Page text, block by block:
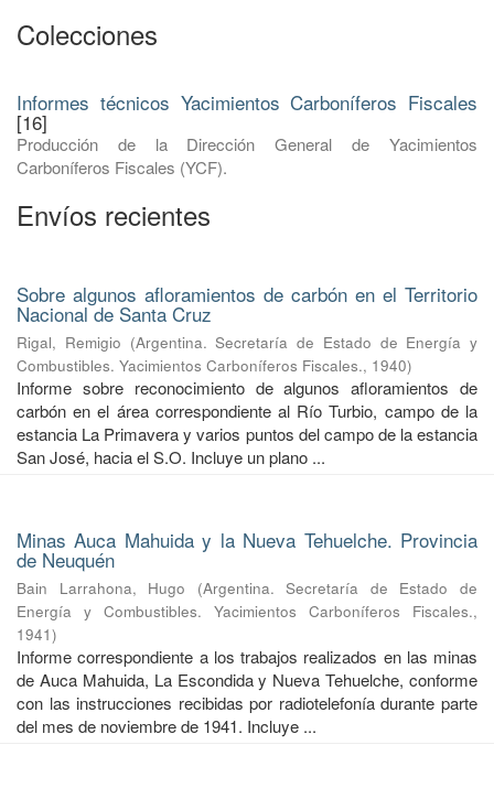
Colecciones
Informes técnicos Yacimientos Carboníferos Fiscales
[16]
Producción de la Dirección General de Yacimientos
Carboníferos Fiscales (YCF).
Envíos recientes
Sobre algunos afloramientos de carbón en el Territorio
Nacional de Santa Cruz
Rigal, Remigio (Argentina. Secretaría de Estado de Energía y
Combustibles. Yacimientos Carboníferos Fiscales., 1940)
Informe sobre reconocimiento de algunos afloramientos de
carbón en el área correspondiente al Río Turbio, campo de la
estancia La Primavera y varios puntos del campo de la estancia
San José, hacia el S.O. Incluye un plano ...
Minas Auca Mahuida y la Nueva Tehuelche. Provincia
de Neuquén
Bain Larrahona, Hugo (Argentina. Secretaría de Estado de
Energía y Combustibles. Yacimientos Carboníferos Fiscales.,
1941)
Informe correspondiente a los trabajos realizados en las minas
de Auca Mahuida, La Escondida y Nueva Tehuelche, conforme
con las instrucciones recibidas por radiotelefonía durante parte
del mes de noviembre de 1941. Incluye ...